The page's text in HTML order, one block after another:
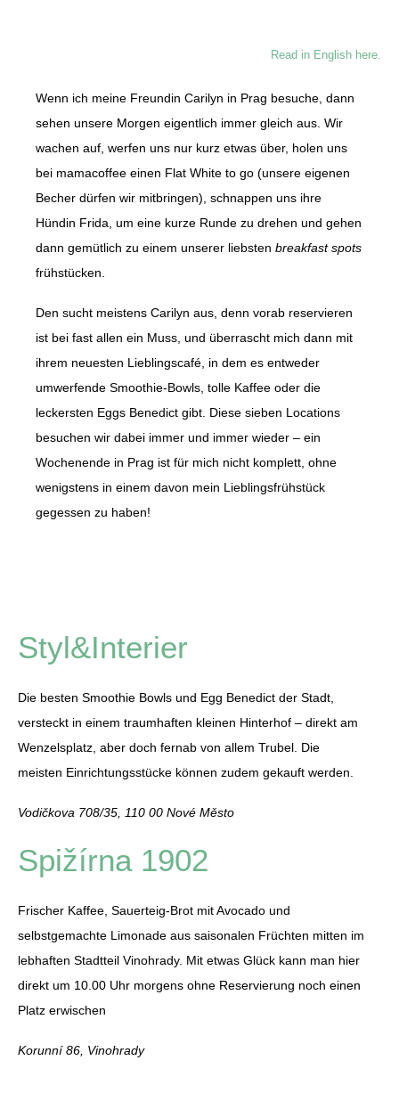
Read in English here.
Wenn ich meine Freundin Carilyn in Prag besuche, dann
sehen unsere Morgen eigentlich immer gleich aus. Wir
wachen auf, werfen uns nur kurz etwas über, holen uns
bei mamacoffee einen Flat White to go (unsere eigenen
Becher dürfen wir mitbringen), schnappen uns ihre
Hündin Frida, um eine kurze Runde zu drehen und gehen
dann gemütlich zu einem unserer liebsten breakfast spots
frühstücken.
Den sucht meistens Carilyn aus, denn vorab reservieren
ist bei fast allen ein Muss, und überrascht mich dann mit
ihrem neuesten Lieblingscafé, in dem es entweder
umwerfende Smoothie-Bowls, tolle Kaffee oder die
leckersten Eggs Benedict gibt. Diese sieben Locations
besuchen wir dabei immer und immer wieder – ein
Wochenende in Prag ist für mich nicht komplett, ohne
wenigstens in einem davon mein Lieblingsfrühstück
gegessen zu haben!
Styl&Interier
Die besten Smoothie Bowls und Egg Benedict der Stadt,
versteckt in einem traumhaften kleinen Hinterhof – direkt am
Wenzelsplatz, aber doch fernab von allem Trubel. Die
meisten Einrichtungsstücke können zudem gekauft werden.
Vodičkova 708/35, 110 00 Nové Město
Spižírna 1902
Frischer Kaffee, Sauerteig-Brot mit Avocado und
selbstgemachte Limonade aus saisonalen Früchten mitten im
lebhaften Stadtteil Vinohrady. Mit etwas Glück kann man hier
direkt um 10.00 Uhr morgens ohne Reservierung noch einen
Platz erwischen
Korunní 86, Vinohrady